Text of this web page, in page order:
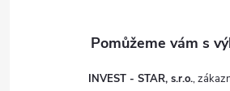
INVEST - STAR, s.r.o.